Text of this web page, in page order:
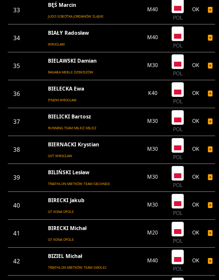
33
BĘŚ Marcin
JUDO SOBÓTKA JORDANÓW ŚLĄSKI
M40
POL
OK
34
BIAŁY Radosław
WROCŁAW
M40
POL
35
BIELAWSKI Damian
RAGABA MEBLE DZIWISZÓW
M30
POL
OK
36
BIELECKA Ewa
ITMZM WROCŁAW
K40
POL
OK
37
BIELICKI Bartosz
RUNNING TEAM MILICZ MILICZ
M30
POL
OK
38
BIERNACKI Krystian
GVT WROCŁAW
M30
POL
OK
39
BILIŃSKI Lesław
TRIATHLON MIETKÓW TEAM SIECHNICE
M30
POL
OK
40
BIRECKI Jakub
GT KONA OPOLE
M30
POL
OK
41
BIRECKI Michał
GT KONA OPOLE
M20
POL
OK
42
BIZIEL Michał
TRIATHLON MIETKÓW TEAM SMOLEC
M40
POL
OK